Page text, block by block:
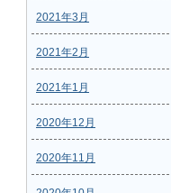
2021年3月
2021年2月
2021年1月
2020年12月
2020年11月